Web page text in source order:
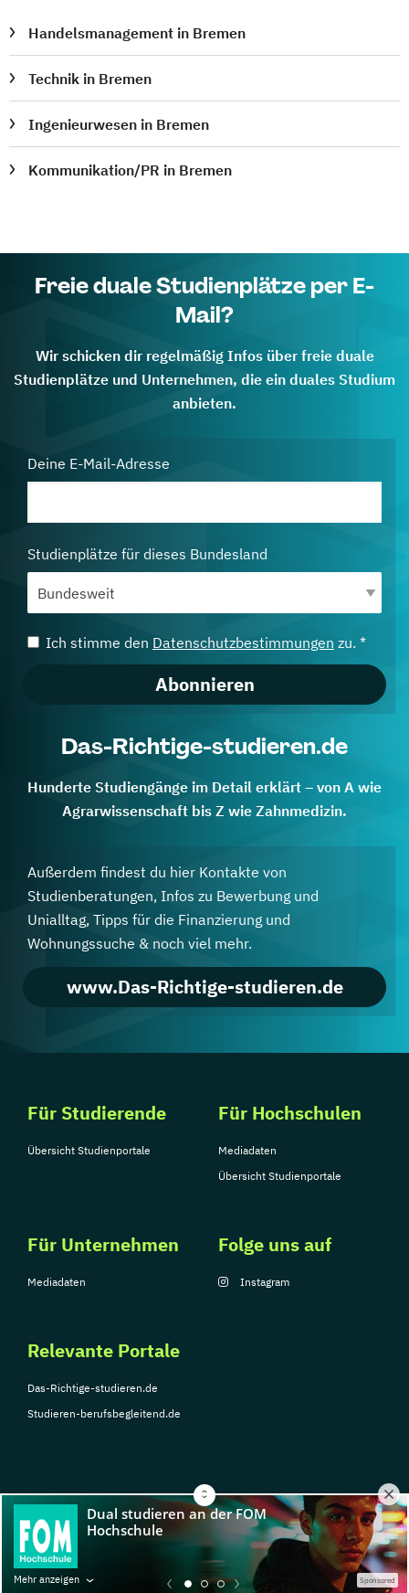
Mehr anzeigen Sponsored
Handelsmanagement in Bremen
Technik in Bremen
Ingenieurwesen in Bremen
Kommunikation/PR in Bremen
Freie duale Studienplätze per E-
Mail?
Wir schicken dir regelmäßig Infos über freie duale
Studienplätze und Unternehmen, die ein duales Studium
anbieten.
Deine E-Mail-Adresse
Studienplätze für dieses Bundesland
Ich stimme den Datenschutzbestimmungen zu. *
Abonnieren
Das-Richtige-studieren.de
Hunderte Studiengänge im Detail erklärt – von A wie
Agrarwissenschaft bis Z wie Zahnmedizin.
Außerdem findest du hier Kontakte von
Studienberatungen, Infos zu Bewerbung und
Unialltag, Tipps für die Finanzierung und
Wohnungssuche & noch viel mehr.
www.Das-Richtige-studieren.de
Für Studierende
Übersicht Studienportale
Für Hochschulen
Mediadaten
Übersicht Studienportale
Für Unternehmen
Mediadaten
Relevante Portale
Das-Richtige-studieren.de
Studieren-berufsbegleitend.de
Folge uns auf
Instagram
© Copyright 2026, TarGroup Media GmbH
Impressum
uns
Datenschutzerklärung Nutzungsbedingungen